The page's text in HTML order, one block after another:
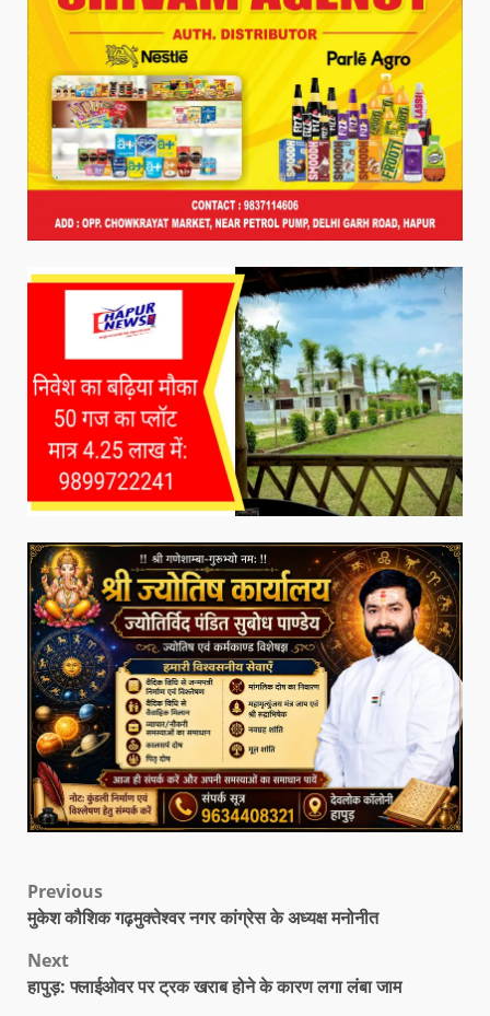
Previous
मुकेश कौशिक गढ़मुक्तेश्वर नगर कांग्रेस के अध्यक्ष मनोनीत
Next
हापुड़: फ्लाईओवर पर ट्रक खराब होने के कारण लगा लंबा जाम